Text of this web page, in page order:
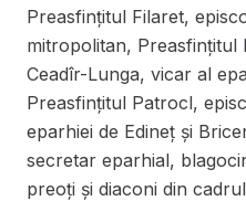
Preasfințitul Filaret,
mitropolitan, Preasfințitul
Ceadîr-Lunga, vicar al
Preasfințitul Patrocl,
eparhiei de Edineț și
secretar eparhial,
preoți și diaconi din